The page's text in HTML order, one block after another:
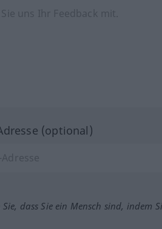
(optional)
dass Sie ein Mensch sind, indem